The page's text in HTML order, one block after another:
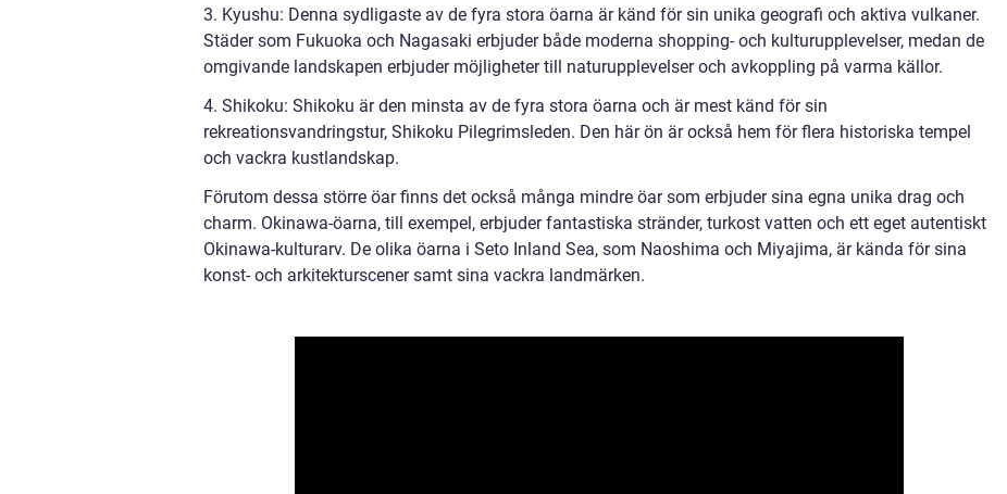
3. Kyushu: Denna sydligaste av de fyra stora öarna är känd för sin unika geografi och aktiva vulkaner.
Städer som Fukuoka och Nagasaki erbjuder både moderna shopping- och kulturupplevelser, medan de
omgivande landskapen erbjuder möjligheter till naturupplevelser och avkoppling på varma källor.
4. Shikoku: Shikoku är den minsta av de fyra stora öarna och är mest känd för sin
rekreationsvandringstur, Shikoku Pilegrimsleden. Den här ön är också hem för flera historiska tempel
och vackra kustlandskap.
Förutom dessa större öar finns det också många mindre öar som erbjuder sina egna unika drag och
charm. Okinawa-öarna, till exempel, erbjuder fantastiska stränder, turkost vatten och ett eget autentiskt
Okinawa-kulturarv. De olika öarna i Seto Inland Sea, som Naoshima och Miyajima, är kända för sina
konst- och arkitekturscener samt sina vackra landmärken.